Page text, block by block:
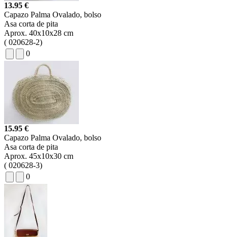
13.95 €
Capazo Palma Ovalado, bolso
Asa corta de pita
Aprox. 40x10x28 cm
( 020628-2)
0
15.95 €
Capazo Palma Ovalado, bolso
Asa corta de pita
Aprox. 45x10x30 cm
( 020628-3)
0